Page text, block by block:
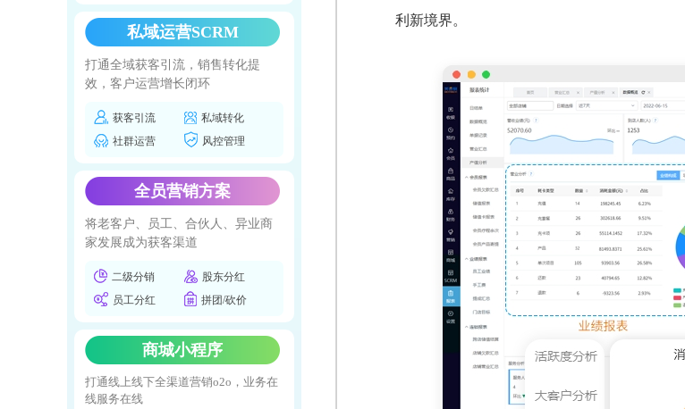
私域运营SCRM
打通全域获客引流，销售转化提
效，客户运营增长闭环
获客引流
私域转化
社群运营
风控管理
全员营销方案
将老客户、员工、合伙人、异业商
家发展成为获客渠道
二级分销
股东分红
员工分红
拼团/砍价
商城小程序
打通线上线下全渠道营销o2o，业务在
线服务在线
利新境界。